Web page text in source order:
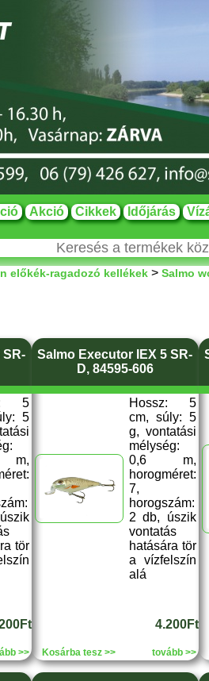
Akció Cikkek Időjárás
előkék-ragadozó kellékek> Salmo
SR-
5
5
tör
>>
Salmo Executor IEX 5 SR-
D, 84595-606
Hossz: 5
cm, súly: 5
g, vontatási
mélység:
0,6 m,
horogméret:
7,
horogszám:
2 db, úszik
vontatás
hatására tör
a vízfelszín
alá
4.200Ft
Kosárba tesz >> tovább >>